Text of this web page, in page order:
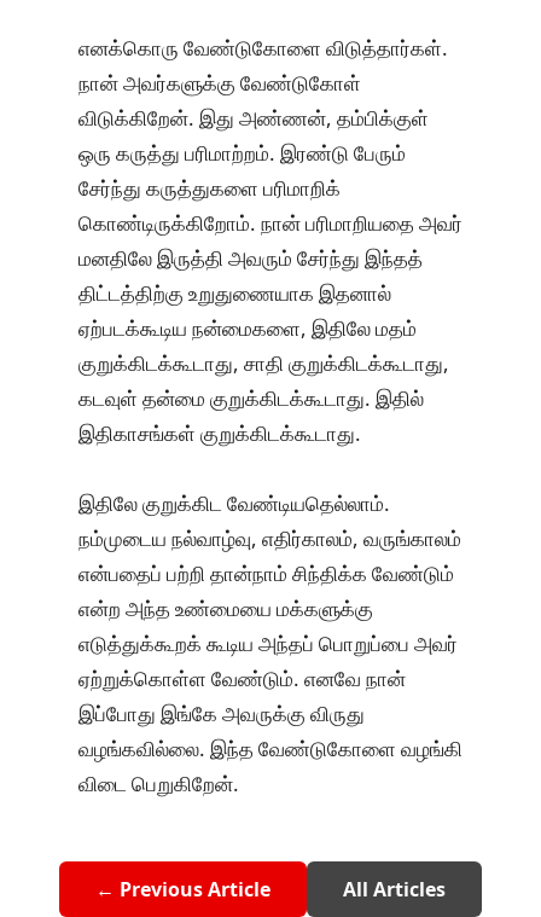
எனக்கொரு வேண்டுகோளை விடுத்தார்கள்.
நான் அவர்களுக்கு வேண்டுகோள்
விடுக்கிறேன். இது அண்ணன், தம்பிக்குள்
ஒரு கருத்து பரிமாற்றம். இரண்டு பேரும்
சேர்ந்து கருத்துகளை பரிமாறிக்
கொண்டிருக்கிறோம். நான் பரிமாறியதை அவர்
மனதிலே இருத்தி அவரும் சேர்ந்து இந்தத்
திட்டத்திற்கு உறுதுணையாக இதனால்
ஏற்படக்கூடிய நன்மைகளை, இதிலே மதம்
குறுக்கிடக்கூடாது, சாதி குறுக்கிடக்கூடாது,
கடவுள் தன்மை குறுக்கிடக்கூடாது. இதில்
இதிகாசங்கள் குறுக்கிடக்கூடாது.
இதிலே குறுக்கிட வேண்டியதெல்லாம்.
நம்முடைய நல்வாழ்வு, எதிர்காலம், வருங்காலம்
என்பதைப் பற்றி தான்நாம் சிந்திக்க வேண்டும்
என்ற அந்த உண்மையை மக்களுக்கு
எடுத்துக்கூறக் கூடிய அந்தப் பொறுப்பை அவர்
ஏற்றுக்கொள்ள வேண்டும். எனவே நான்
இப்போது இங்கே அவருக்கு விருது
வழங்கவில்லை. இந்த வேண்டுகோளை வழங்கி
விடை பெறுகிறேன்.
← Previous Article All Articles